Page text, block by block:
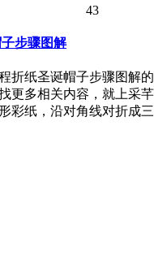
43
步骤图解
折纸圣诞帽子步骤图解的
更多相关内容，就上采芊
纸，沿对角线对折成三